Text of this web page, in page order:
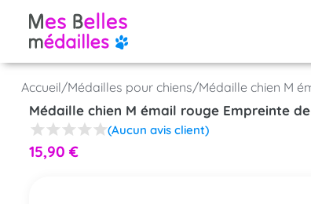
Accueil/Médailles pour chiens/Médaille chien M
Médaille chien M émail rouge Empreinte
(Aucun avis client)
15,90 €